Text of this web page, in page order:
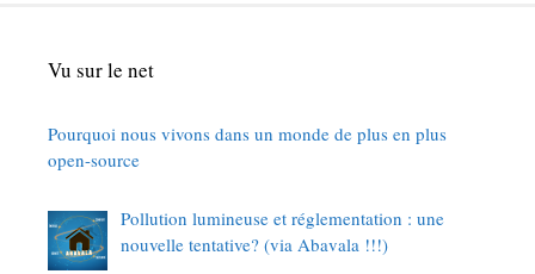
Vu sur le net
Pourquoi nous vivons dans un monde de plus en plus
open-source
Pollution lumineuse et réglementation : une
nouvelle tentative? (via Abavala !!!)